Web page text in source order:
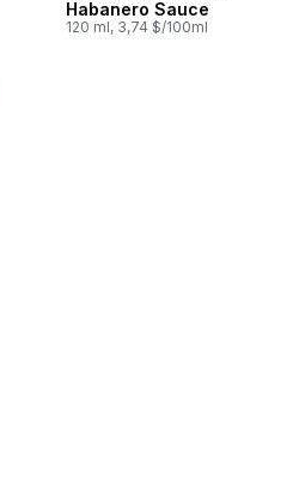
Habanero Sauce
120 ml, 3,74 $/100ml
Sauce ail et chili au panier